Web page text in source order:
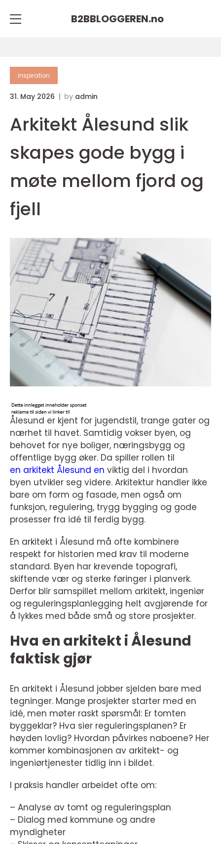
B2BBLOGGEREN.no
inspiration
31. May 2026 by admin
Arkitekt Ålesund slik
skapes gode bygg i
møte mellom fjord og
fjell
Ålesund er kjent for jugendstil, trange gater og
nærhet til havet. Samtidig vokser byen, og
behovet for nye boliger, næringsbygg og
offentlige bygg øker. Da spiller rollen til
en arkitekt Ålesund en viktig del i hvordan
byen utvikler seg videre. Arkitektur handler ikke
bare om form og fasade, men også om
funksjon, regulering, trygg bygging og gode
prosesser fra idé til ferdig bygg.
En arkitekt i Ålesund må ofte kombinere
respekt for historien med krav til moderne
standard. Byen har krevende topografi,
skiftende vær og sterke føringer i planverk.
Derfor blir samspillet mellom arkitekt, ingeniør
og reguleringsplanlegging helt avgjørende for
å lykkes med både små og store prosjekter.
Hva en arkitekt i Ålesund
faktisk gjør
En arkitekt i Ålesund jobber sjelden bare med
tegninger. Mange prosjekter starter med en
idé, men møter raskt spørsmål: Er tomten
byggeklar? Hva sier reguleringsplanen? Er
høyden lovlig? Hvordan påvirkes naboene? Her
kommer kombinasjonen av arkitekt- og
ingeniørtjenester tidlig inn i bildet.
I praksis handler arbeidet ofte om:
– Analyse av tomt og reguleringsplan
– Dialog med kommune og andre
myndigheter